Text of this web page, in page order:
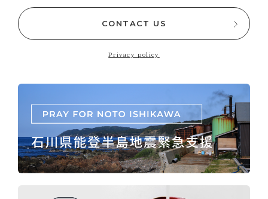
CONTACT US
Privacy policy